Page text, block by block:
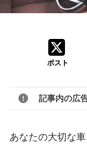
ポスト
記事内の広
あなたの大切な